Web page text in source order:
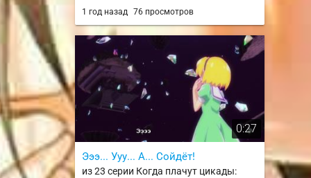
Shokugyou de Sekai Saikyou
1 год назад 76 просмотров
0:27
Эээ... Ууу... А... Сойдёт!
из 23 серии Когда плачут цикады: